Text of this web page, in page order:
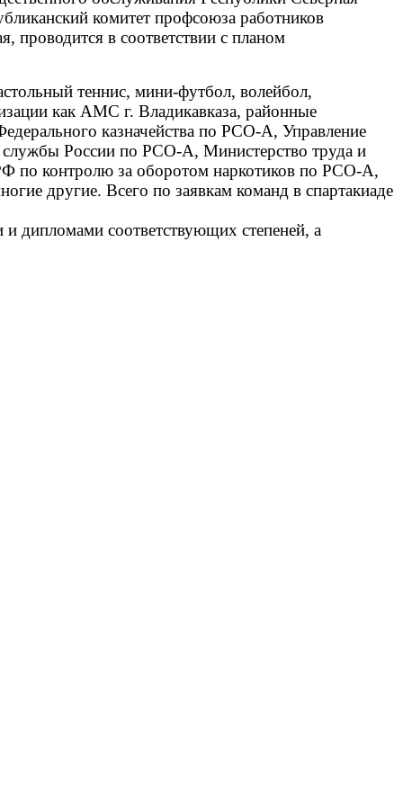
комитет профсоюза работников
проводится в соответствии с планом
теннис, мини-футбол, волейбол,
как АМС г. Владикавказа, районные
казначейства по РСО-А, Управление
России по РСО-А, Министерство труда и
по контролю за оборотом наркотиков по РСО-А,
другие. Всего по заявкам команд в спартакиаде
дипломами соответствующих степеней, а